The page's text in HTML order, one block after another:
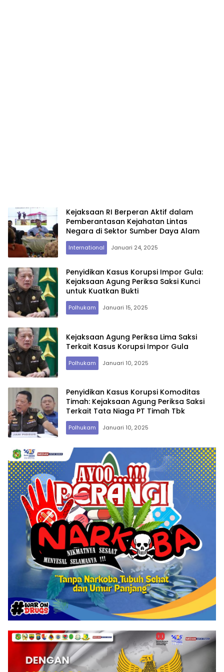
Kejaksaan RI Berperan Aktif dalam
Pemberantasan Kejahatan Lintas
Negara di Sektor Sumber Daya Alam
International Januari 24, 2025
Penyidikan Kasus Korupsi Impor Gula:
Kejaksaan Agung Periksa Saksi Kunci
untuk Kuatkan Bukti
Polhukam Januari 15, 2025
Kejaksaan Agung Periksa Lima Saksi
Terkait Kasus Korupsi Impor Gula
Polhukam Januari 10, 2025
Penyidikan Kasus Korupsi Komoditas
Timah: Kejaksaan Agung Periksa Saksi
Terkait Tata Niaga PT Timah Tbk
Polhukam Januari 10, 2025